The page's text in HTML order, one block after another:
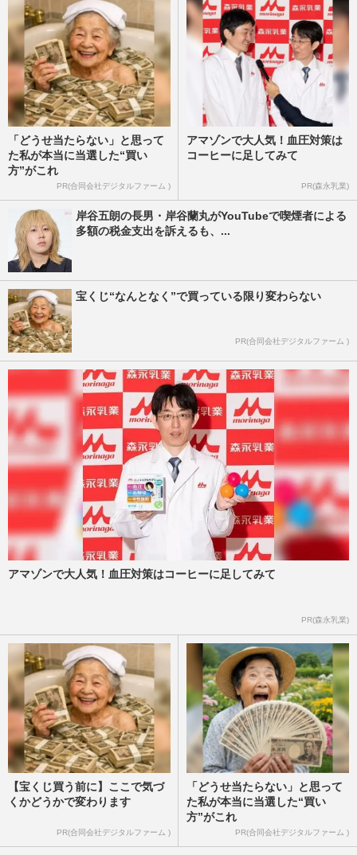
「どうせ当たらない」と思って
た私が本当に当選した“買い
方”がこれ
PR(合同会社デジタルファーム )
アマゾンで大人気！血圧対策は
コーヒーに足してみて
PR(森永乳業)
岸谷五朗の長男・岸谷蘭丸がYouTubeで喫煙者による
多額の税金支出を訴えるも、...
宝くじ“なんとなく”で買っている限り変わらない
PR(合同会社デジタルファーム )
アマゾンで大人気！血圧対策はコーヒーに足してみて
PR(森永乳業)
【宝くじ買う前に】ここで気づ
くかどうかで変わります
PR(合同会社デジタルファーム )
「どうせ当たらない」と思って
た私が本当に当選した“買い
方”がこれ
PR(合同会社デジタルファーム )